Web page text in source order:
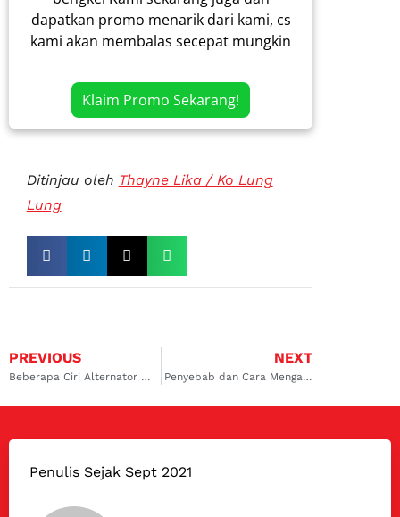
dapatkan promo menarik dari kami, cs
kami akan membalas secepat mungkin
Klaim Promo Sekarang!
Ditinjau oleh Thayne Lika / Ko Lung
Lung
PREVIOUS
Beberapa Ciri Alternator Mobil Bermasalah
NEXT
Penyebab dan Cara Mengatasi Diesel Runaway
Penulis Sejak Sept 2021